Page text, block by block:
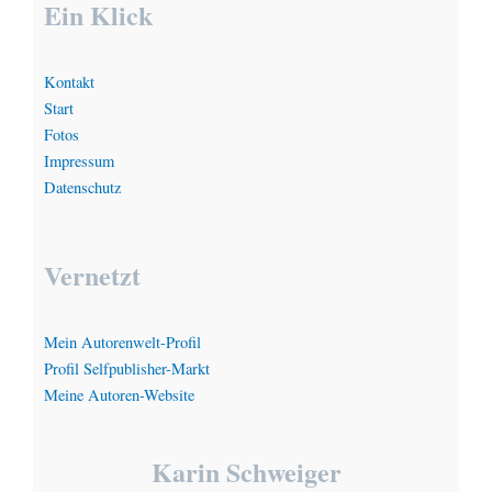
Ein Klick
Kontakt
Start
Fotos
Impressum
Datenschutz
Vernetzt
Mein Autorenwelt-Profil
Profil Selfpublisher-Markt
Meine Autoren-Website
Karin Schweiger